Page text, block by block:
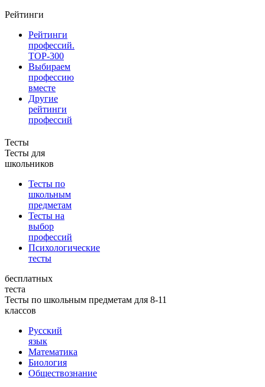
Рейтинги
Рейтинги
профессий.
TOP-300
Выбираем
профессию
вместе
Другие
рейтинги
профессий
Тесты
Тесты для
школьников
Тесты по
школьным
предметам
Тесты на
выбор
профессий
Психологические
тесты
бесплатных
теста
Тесты по школьным предметам для 8-11
классов
Русский
язык
Математика
Биология
Обществознание